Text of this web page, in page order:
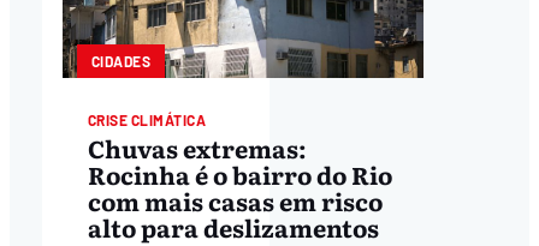
CIDADES
CRISE CLIMÁTICA
Chuvas extremas:
Rocinha é o bairro do Rio
com mais casas em risco
alto para deslizamentos